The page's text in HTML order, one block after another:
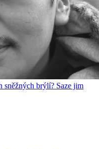
sněžných brýlí? Saze jim